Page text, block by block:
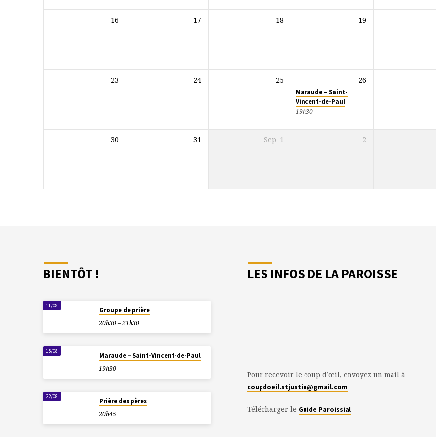
16 17 18 19
23 24 25 26
Maraude – Saint-
Vincent-de-Paul
19h30
30 31 Sep 1 2
BIENTÔT !
11/08
Groupe de prière
20h30 – 21h30
13/08
Maraude – Saint-Vincent-de-Paul
19h30
22/08
Prière des pères
20h45
LES INFOS DE LA PAROISSE
Pour recevoir le coup d’œil, envoyez un mail à
coupdoeil.stjustin@gmail.com
Télécharger le Guide Paroissial